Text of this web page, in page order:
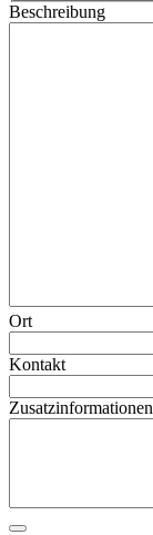
Beschreibung
Ort
Kontakt
Zusatzinformationen